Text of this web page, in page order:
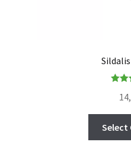
out
Select